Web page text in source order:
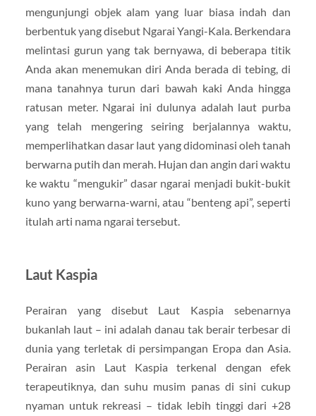
mengunjungi objek alam yang luar biasa indah dan
berbentuk yang disebut Ngarai Yangi-Kala. Berkendara
melintasi gurun yang tak bernyawa, di beberapa titik
Anda akan menemukan diri Anda berada di tebing, di
mana tanahnya turun dari bawah kaki Anda hingga
ratusan meter. Ngarai ini dulunya adalah laut purba
yang telah mengering seiring berjalannya waktu,
memperlihatkan dasar laut yang didominasi oleh tanah
berwarna putih dan merah. Hujan dan angin dari waktu
ke waktu “mengukir” dasar ngarai menjadi bukit-bukit
kuno yang berwarna-warni, atau “benteng api”, seperti
itulah arti nama ngarai tersebut.
Laut Kaspia
Perairan yang disebut Laut Kaspia sebenarnya
bukanlah laut – ini adalah danau tak berair terbesar di
dunia yang terletak di persimpangan Eropa dan Asia.
Perairan asin Laut Kaspia terkenal dengan efek
terapeutiknya, dan suhu musim panas di sini cukup
nyaman untuk rekreasi – tidak lebih tinggi dari +28